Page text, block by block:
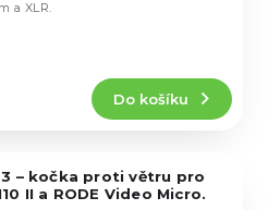
Do košíku
a XLR.
– kočka proti větru pro
II a RODE Video Micro.